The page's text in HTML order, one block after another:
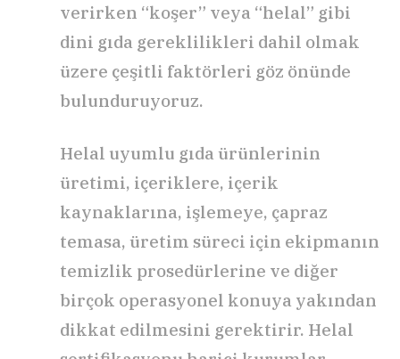
verirken “koşer” veya “helal” gibi
dini gıda gereklilikleri dahil olmak
üzere çeşitli faktörleri göz önünde
bulunduruyoruz.
Helal uyumlu gıda ürünlerinin
üretimi, içeriklere, içerik
kaynaklarına, işlemeye, çapraz
temasa, üretim süreci için ekipmanın
temizlik prosedürlerine ve diğer
birçok operasyonel konuya yakından
dikkat edilmesini gerektirir. Helal